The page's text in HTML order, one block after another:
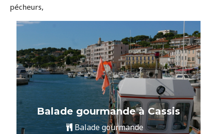
pécheurs,
Balade gourmande à Cassis
Balade gourmande